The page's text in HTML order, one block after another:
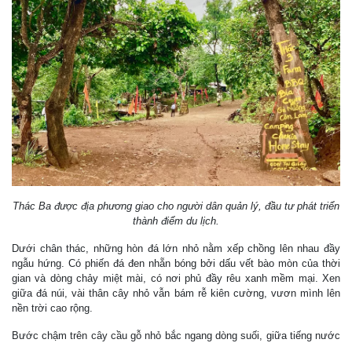
Thác Ba được địa phương giao cho người dân quản lý, đầu tư phát triển
thành điểm du lịch.
Dưới chân thác, những hòn đá lớn nhỏ nằm xếp chồng lên nhau đầy
ngẫu hứng. Có phiến đá đen nhẵn bóng bởi dấu vết bào mòn của thời
gian và dòng chảy miệt mài, có nơi phủ đầy rêu xanh mềm mại. Xen
giữa đá núi, vài thân cây nhỏ vẫn bám rễ kiên cường, vươn mình lên
nền trời cao rộng.
Bước chậm trên cây cầu gỗ nhỏ bắc ngang dòng suối, giữa tiếng nước